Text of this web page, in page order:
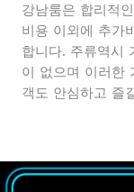
강남룸은 합리적
비용 이외에 추가
합니다. 주류역시
이 없으며 이러한
객도 안심하고 즐